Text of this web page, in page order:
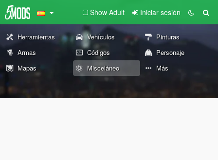
Show Adult Iniciar sesión
Herramientas Vehículos
Pinturas
Armas
Códigos
Personaje
Mapas
Misceláneo Más